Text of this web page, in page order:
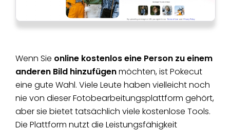
Wenn Sie online kostenlos eine Person zu einem
anderen Bild hinzufügenmöchten, ist Pokecut
eine gute Wahl. Viele Leute haben vielleicht noch
nie von dieser Fotobearbeitungsplattform gehört,
aber sie bietet tatsächlich viele kostenlose Tools.
Die Plattform nutzt die Leistungsfähigkeit